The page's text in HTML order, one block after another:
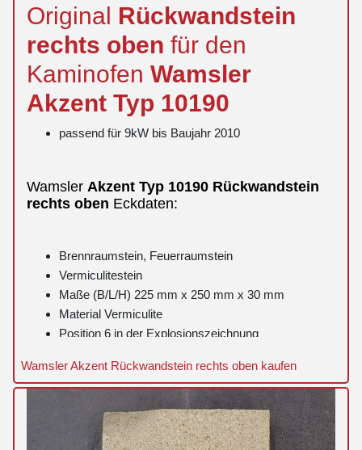
Original Rückwandstein
rechts oben für den
Kaminofen Wamsler
Akzent Typ 10190
passend für 9kW bis Baujahr 2010
Wamsler Akzent Typ 10190 Rückwandstein
rechts oben Eckdaten:
Brennraumstein, Feuerraumstein
Vermiculitestein
Maße (B/L/H) 225 mm x 250 mm x 30 mm
Material Vermiculite
Position 6 in der Explosionszeichnung
Wamsler Akzent Rückwandstein rechts oben kaufen